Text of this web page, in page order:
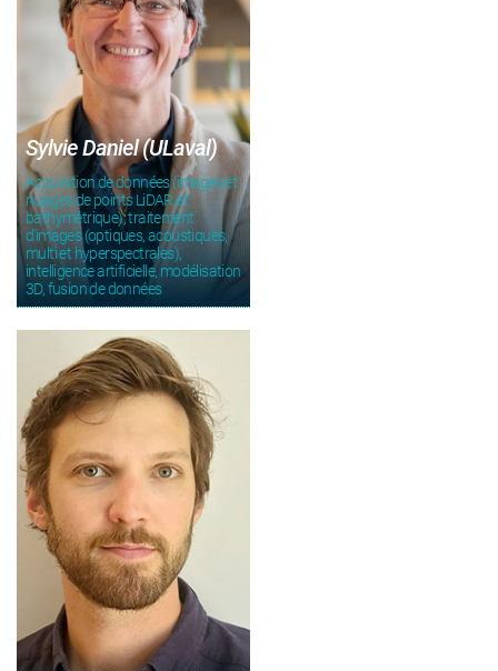
Sylvie Daniel (ULaval)
Acquisition de données (images et
nuages de points LiDAR et
bathymétrique); traitement
d'images (optiques, acoustiques,
multi et hyperspectrales),
intelligence artificielle, modélisation
3D, fusion de données